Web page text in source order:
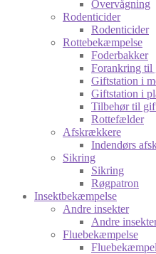
Overvågning
Rodenticider
Rodenticider
Rottebekæmpelse
Foderbakker
Forankring til
Giftstation i
Giftstation i
Tilbehør til
Rottefælder
Afskrækkere
Indendørs
Sikring
Sikring
Røgpatron
Insektbekæmpelse
Andre insekter
Andre
Fluebekæmpelse